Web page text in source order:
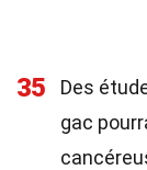
35
Des
gac